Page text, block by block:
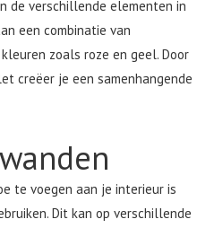
de verschillende elementen in
een combinatie van
zoals roze en geel. Door
creëer je een samenhangende
te voegen aan je interieur is
Dit kan op verschillende